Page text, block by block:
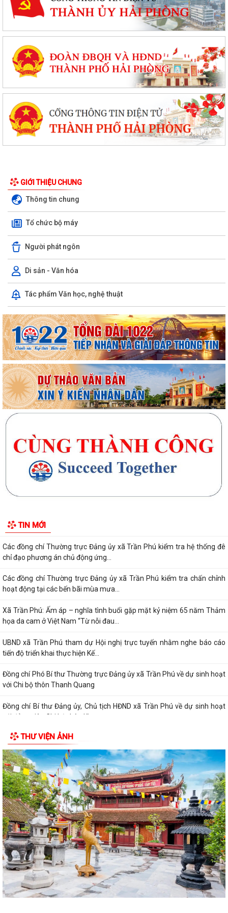
GIỚI THIỆU CHUNG
Thông tin chung
Tổ chức bộ máy
Người phát ngôn
Di sản - Văn hóa
Tác phẩm Văn học, nghệ thuật
TIN MỚI
UBND xã Trần Phú tổ chức niêm yết và gửi thông báo thu hồi đất để
thực hiện Dự án tuyến đường sắt...
Cụm thi đua số 10 (thuộc Ủy ban MTTQ Việt Nam thành phố) sơ kết
công tác mặt trận 6 tháng đầu năm...
Triển khai kiểm đếm, xác nhận tài sản phục vụ giải phóng mặt bằng
các dự án trọng điểm
đổi số, kỹ năng số cho CBCCVC...
Các đồng chí Thường trực Đảng ủy xã Trần Phú kiểm tra hệ thống đê
chỉ đạo phương án chủ động ứng...
Các đồng chí Thường trực Đảng ủy xã Trần Phú kiểm tra chấn chỉnh
hoạt động tại các bến bãi mùa mưa...
Xã Trần Phú: Ấm áp – nghĩa tình buổi gặp mặt kỷ niệm 65 năm Thảm
họa da cam ở Việt Nam “Từ nỗi đau...
UBND xã Trần Phú tham dự Hội nghị trực tuyến nhằm nghe báo cáo
tiến độ triển khai thực hiện Kế...
Đồng chí Phó Bí thư Thường trực Đảng ủy xã Trần Phú về dự sinh hoạt
với Chi bộ thôn Thanh Quang
Đồng chí Bí thư Đảng ủy, Chủ tịch HĐND xã Trần Phú về dự sinh hoạt
với đảng viên Chi bộ thôn Kim...
Giấy mời tiếp công dân của đồng chí Chủ tịch UBND xã (05/8/2026)
Lịch làm việc của lãnh đạo UBND xã Trần Phú từ ngày 03/8/2026 đến
ngày 09/8/2026
Đồng chí Bí thư Đảng ủy, Chủ tịch HĐND xã tiếp xúc, đối thoại với công
dân định kỳ tháng 8
UBND xã Trần Phú: Gửi thông báo và niêm yết thông báo thu hồi đất và
đối thoại với người dân thôn...
UBND xã Trần Phú gửi thông báo và niêm yết công khai thông báo thu
hồi đất đối với một số hộ dân...
Đảng ủy xã Trần Phú giao ban với Bí thư chi bộ, Trưởng thôn tháng
8/2026
THƯ VIỆN ẢNH